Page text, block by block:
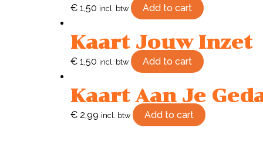
€ 1,50 incl. btw Add to cart
Kaart Jouw Inzet
€ 1,50 incl. btw Add to cart
Kaart Aan Je
€ 2,99 incl. btw Add to cart